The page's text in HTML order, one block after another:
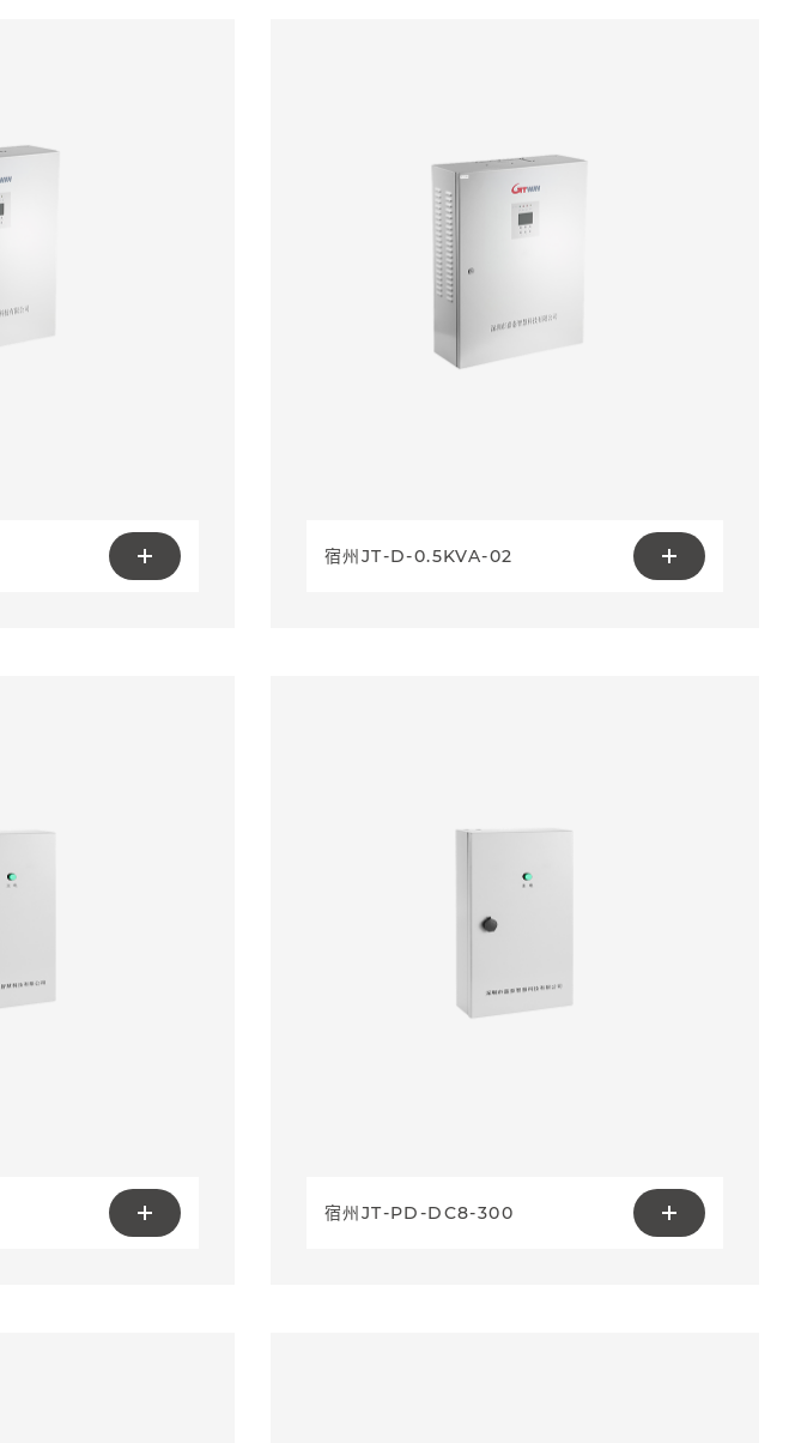
宿州JT-D-0.5KVA-02
宿州JT-PD-DC8-300